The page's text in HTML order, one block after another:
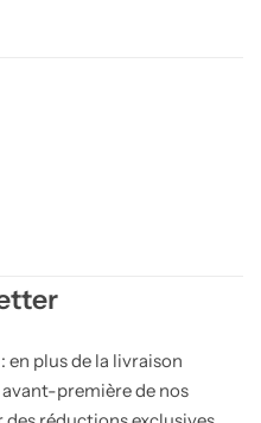
en plus de la livraison
première de nos